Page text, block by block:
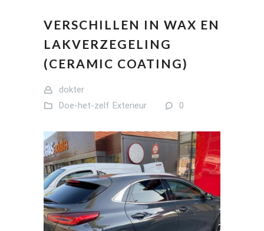
VERSCHILLEN IN WAX EN
LAKVERZEGELING
(CERAMIC COATING)
dokter
Doe-het-zelf Exterieur 0